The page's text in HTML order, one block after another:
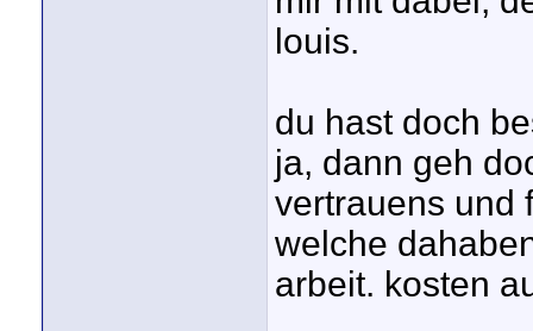
louis.
du hast doch
ja, dann geh
vertrauens und
welche
arbeit. kosten